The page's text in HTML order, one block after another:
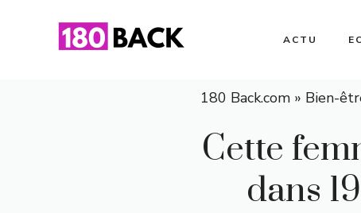
ACTU
180 Back.com » Bien-
Cette
dans